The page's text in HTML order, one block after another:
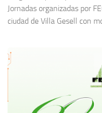
Jornadas organizadas por
ciudad de Villa Gesell con